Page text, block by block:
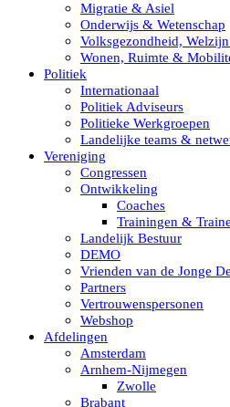
Migratie & Asiel
Onderwijs & Wetenschap
Volksgezondheid,
Wonen, Ruimte &
Politiek
Internationaal
Politiek Adviseurs
Politieke Werkgroepen
Landelijke teams &
Vereniging
Congressen
Ontwikkeling
Coaches
Trainingen &
Landelijk Bestuur
DEMO
Vrienden van de Jonge
Partners
Vertrouwenspersonen
Webshop
Afdelingen
Amsterdam
Arnhem-Nijmegen
Zwolle
Brabant